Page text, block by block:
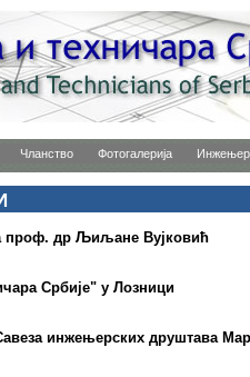
Чланство Фотогалерија
проф. др Љиљане Вујковић
Србије" у Лозници
инжењерских друштава